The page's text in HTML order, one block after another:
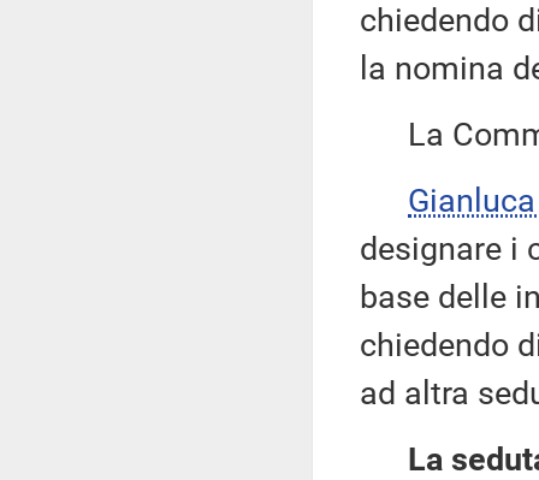
chiedendo
la nomina
La
designare i
base delle
chiedendo
ad altra
La